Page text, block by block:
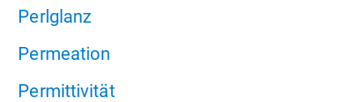
Perlglanz
Permeation
Permittivität